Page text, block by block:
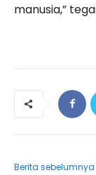
manusia,”
Berita sebelumnya